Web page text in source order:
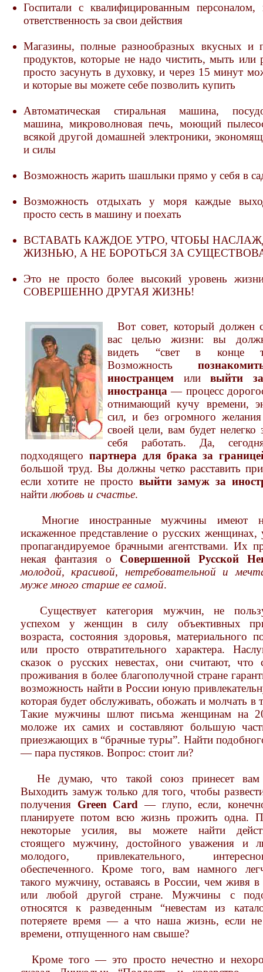
Госпитали с квалифицированным персоналом,
ответственность за свои действия
Магазины, полные разнообразных вкусных и
продуктов, которые не надо чистить, мыть или
просто засунуть в духовку, и через 15 минут
и которые вы можете себе позволить купить
Автоматическая стиральная машина,
машина, микроволновая печь, моющий
всякой другой домашней электроники,
и силы
Возможность жарить шашлыки прямо у себя в
Возможность отдыхать у моря каждые
просто сесть в машину и поехать
ВСТАВАТЬ КАЖДОЕ УТРО, ЧТОБЫ
ЖИЗНЬЮ, А НЕ БОРОТЬСЯ ЗА
Это не просто более высокий уровень
СОВЕРШЕННО ДРУГАЯ ЖИЗНЬ!
Вот совет, который должен
вас целью жизни: вы
видеть “свет в конце
Возможность
иностранцем или выйти
иностранца — процесс
отнимающий кучу времени,
сил, и без огромного
своей цели, вам будет нелегко
себя работать. Да,
подходящего партнера для брака за
большой труд. Вы должны четко расставить
если хотите не просто выйти замуж за
найтилюбовь и счастье.
Многие иностранные мужчины имеют
искаженное представление о русских женщинах,
пропагандируемое брачными агентствами. Их
некая фантазия о Совершенной Русской
молодой, красивой, нетребовательной и
муже много старше ее самой.
Существует категория мужчин, не
успехом у женщин в силу объективных
возраста, состояния здоровья, материального
или просто отвратительного характера.
сказок о русских невестах, они считают, что
проживания в более благополучной стране
возможность найти в России юную
которая будет обслуживать, обожать и молчать в
Такие мужчины шлют письма женщинам на
моложе их самих и составляют большую
приезжающих в “брачные туры”. Найти
— пара пустяков. Вопрос: стоит ли?
Не думаю, что такой союз принесет вам
Выходить замуж только для того, чтобы
получения Green Card — глупо, если,
планируете потом всю жизнь прожить одна.
некоторые усилия, вы можете найти
стоящего мужчину, достойного уважения и
молодого, привлекательного,
обеспеченного. Кроме того, вам намного
такого мужчину, оставаясь в России, чем живя
или любой другой стране. Мужчины с
относятся к разведенным “невестам из
потеряете время — а что наша жизнь, если не
времени, отпущенного нам свыше?
Кроме того — это просто нечестно и